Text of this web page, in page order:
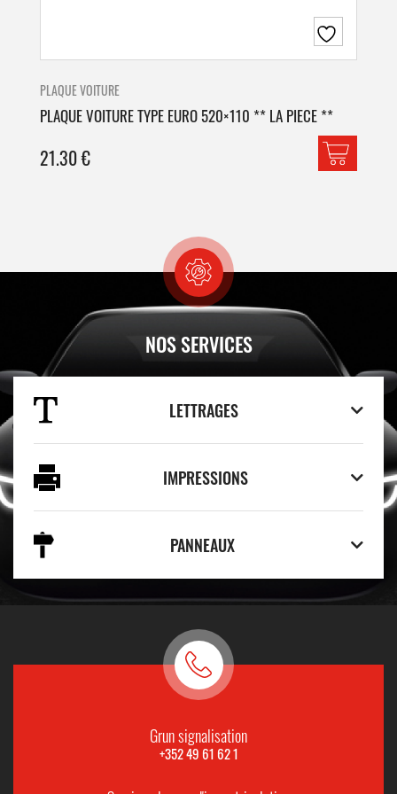
PLAQUE VOITURE
PLAQUE VOITURE TYPE EURO 520×110 ** LA PIECE **
21.30€
NOS SERVICES
LETTRAGES
IMPRESSIONS
PANNEAUX
Grun signalisation
+352 49 61 62 1